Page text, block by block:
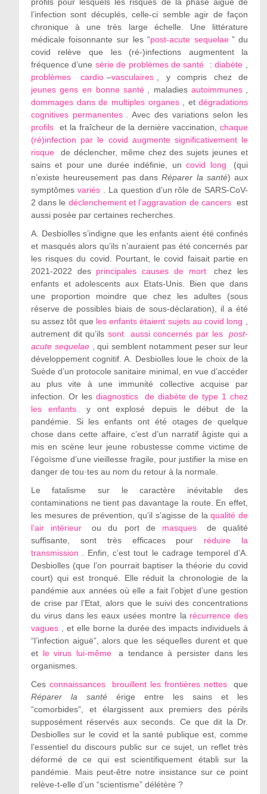
l’infection sont décuplés, celle-ci semble agir de façon
chronique à une très large échelle. Une littérature
médicale foisonnante sur les “post-acute sequelae ” du
covid relève que les (ré-)infections augmentent la
fréquence d’une série de problèmes de santé :diabète
problèmes
cardio –vasculaires
, y compris chez de
jeunes gens en bonne santé
, maladiesautoimmunes
dommages dans de multiples organes
, etdégradations
cognitives permanentes
. Avec des variations selon les
profils
et la fraîcheur de la dernière vaccination,chaque
(ré)infection par le covid augmente significativement le
risque
de déclencher, même chez des sujets jeunes et
sains et pour une durée indéfinie, uncovid long
(qui
n’existe heureusement pas dansRéparer la santé) aux
symptômes variés
. La question d’un rôle de SARS-CoV-
2 dans le déclenchement et l’aggravation de cancers est
aussi posée par certaines recherches.
A. Desbiolles s’indigne que les enfants aient été confinés
et masqués alors qu’ils n’auraient pas été concernés par
les risques du covid. Pourtant, le covid faisait partie en
2021-2022 des principales causes de mort
chez les
enfants et adolescents aux Etats-Unis. Bien que dans
une proportion moindre que chez les adultes (sous
réserve de possibles biais de sous-déclaration), il a été
su assez tôt que les enfants étaient sujets au covid long
autrement dit qu’ils sont aussi concernés par les
post-
acute sequelae
, qui semblent notamment peser sur leur
développement cognitif. A. Desbiolles loue le choix de la
Suède d’un protocole sanitaire minimal, en vue d’accéder
au plus vite à une immunité collective acquise par
infection. Or les diagnostics
de diabète de type 1 chez
les enfants
y ont explosé depuis le début de la
pandémie. Si les enfants ont été otages de quelque
chose dans cette affaire, c’est d’un narratif âgiste qui a
mis en scène leur jeune robustesse comme victime de
l’égoïsme d’une vieillesse fragile, pour justifier la mise en
danger de tou·tes au nom du retour à la normale.
Le fatalisme sur le caractère inévitable des
contaminations ne tient pas davantage la route. En effet,
les mesures de prévention, qu’il s’agisse de laqualité de
l’air intérieur
ou du port de masques
de qualité
suffisante, sont très efficaces pour réduire la
transmission
. Enfin, c’est tout le cadrage temporel d’A.
Desbiolles (que l’on pourrait baptiser la théorie du covid
court) qui est tronqué. Elle réduit la chronologie de la
pandémie aux années où elle a fait l’objet d’une gestion
de crise par l’Etat, alors que le suivi des concentrations
du virus dans les eaux usées montre la récurrence des
vagues
, et elle borne la durée des impacts individuels à
“l’infection aiguë”, alors que les séquelles durent et que
et le virus lui-même
a tendance à persister dans les
organismes.
Ces connaissances brouillent les frontières nettes
que
Réparer la santéérige entre les sains et les
“comorbides”, et élargissent aux premiers des périls
supposément réservés aux seconds. Ce que dit la Dr.
Desbiolles sur le covid et la santé publique est, comme
l’essentiel du discours public sur ce sujet, un reflet très
déformé de ce qui est scientifiquement établi sur la
pandémie. Mais peut-être notre insistance sur ce point
relève-t-elle d’un “scientisme” délétère ?